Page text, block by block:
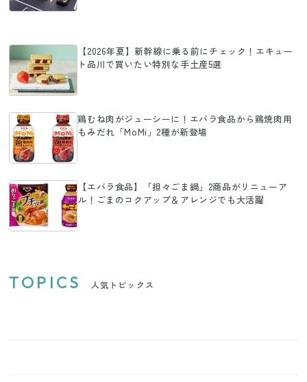
【2026年夏】新幹線に乗る前にチェック！エキュー
ト品川で買いたい特別な手土産5選
鶏むね肉がジューシーに！エバラ食品から鶏焼肉用
もみだれ「MoMi」2種が新登場
【エバラ食品】「担々ごま鍋」2商品がリニューア
ル！ごまのコクアップ＆アレンジでも大活躍
TOPICS 人気トピックス